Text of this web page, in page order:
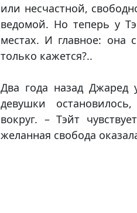
или несчастной,
ведомой. Но теперь у
местах. И главное: она
только кажется?..
Два года назад Джаред
девушки
вокруг. – Тэйт
желанная свобода